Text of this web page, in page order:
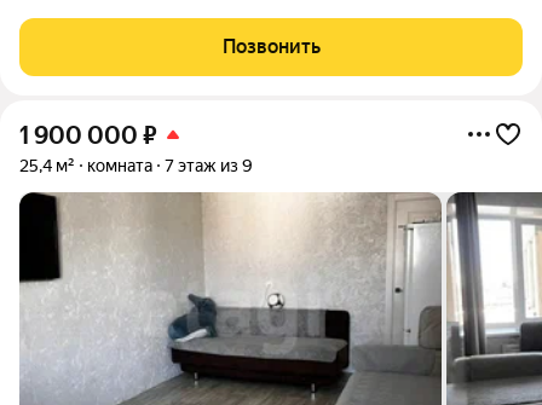
машина, кухонный гарнитур , два дивана , телевизор , мебель)
Новая
Позвонить
1 900 000 ₽
25,4 м² комната 7 этаж из 9